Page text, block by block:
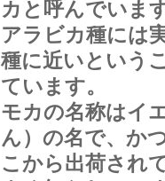
カと呼んでいま
アラビカ種には
種に近いという
ています。
モカの名称はイ
ん）の名で、か
こから出荷され